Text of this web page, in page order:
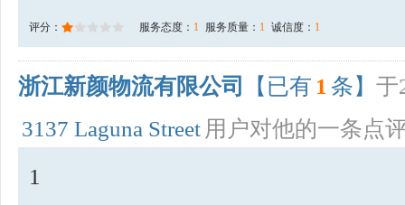
评分： 服务态度： 1 服务质量： 1 诚信度： 1
浙江新颜物流有限公司 【已有 1 条】 于
3137 Laguna Street 用户对他的一条点
1